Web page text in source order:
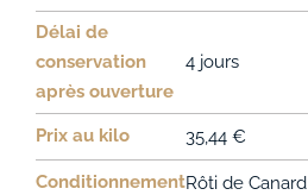
Délai de
conservation
après ouverture
4 jours
Prix au kilo 35,44 €
ConditionnementRôti de